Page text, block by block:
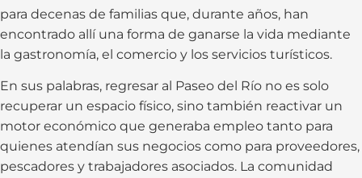
para decenas de familias que, durante años, han
encontrado allí una forma de ganarse la vida mediante
la gastronomía, el comercio y los servicios turísticos.
En sus palabras, regresar al Paseo del Río no es solo
recuperar un espacio físico, sino también reactivar un
motor económico que generaba empleo tanto para
quienes atendían sus negocios como para proveedores,
pescadores y trabajadores asociados. La comunidad